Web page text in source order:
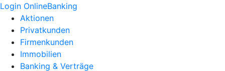
Login OnlineBanking
Aktionen
Privatkunden
Firmenkunden
Immobilien
Banking & Verträge